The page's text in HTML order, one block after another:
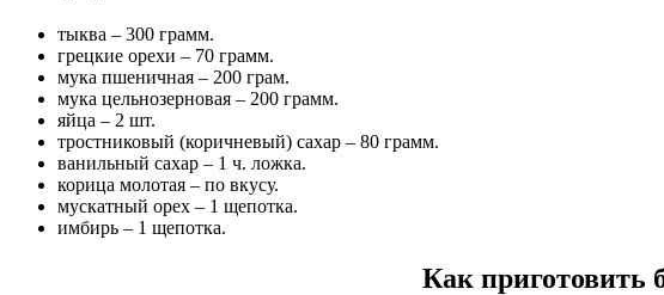
тыква – 300 грамм.
грецкие орехи – 70 грамм.
мука пшеничная – 200 грам.
мука цельнозерновая – 200 грамм.
яйца – 2 шт.
тростниковый (коричневый) сахар – 80 грамм.
ванильный сахар – 1 ч. ложка.
корица молотая – по вкусу.
мускатный орех – 1 щепотка.
имбирь – 1 щепотка.
Как приготовить